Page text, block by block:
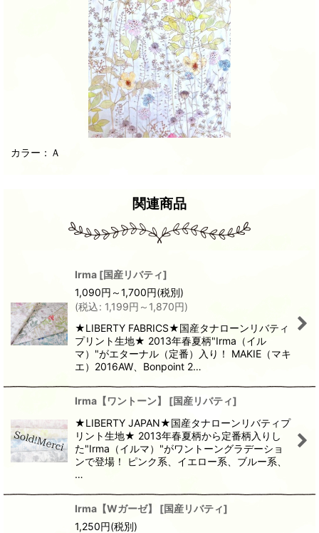
カラー：Ａ
関連商品
Irma [国産リバティ]
1,090円 ～1,700円(税別)
(税込: 1,199円 ～1,870円)
★LIBERTY FABRICS★国産タナローンリバティ
プリント生地★ 2013年春夏柄"Irma（イル
マ）"がエターナル（定番）入り！ MAKIE（マキ
エ）2016AW、Bonpoint 2…
Irma【ワントーン】 [国産リバティ]
★LIBERTY JAPAN★国産タナローンリバティプ
リント生地★ 2013年春夏柄から定番柄入りし
た"Irma（イルマ）"がワントーングラデーショ
ンで登場！ ピンク系、イエロー系、ブルー系、
…
Irma【Wガーゼ】 [国産リバティ]
1,250円(税別)